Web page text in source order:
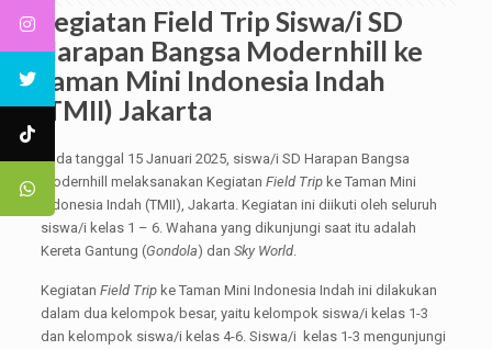
Kegiatan Field Trip Siswa/i SD
Harapan Bangsa Modernhill ke
Taman Mini Indonesia Indah
(TMII) Jakarta
Pada tanggal 15 Januari 2025, siswa/i SD Harapan Bangsa
Modernhill melaksanakan Kegiatan Field Tripke Taman Mini
Indonesia Indah (TMII), Jakarta. Kegiatan ini diikuti oleh seluruh
siswa/i kelas 1 – 6. Wahana yang dikunjungi saat itu adalah
Kereta Gantung (Gondola) dan Sky World.
Kegiatan Field Tripke Taman Mini Indonesia Indah ini dilakukan
dalam dua kelompok besar, yaitu kelompok siswa/i kelas 1-3
dan kelompok siswa/i kelas 4-6. Siswa/i kelas 1-3 mengunjungi